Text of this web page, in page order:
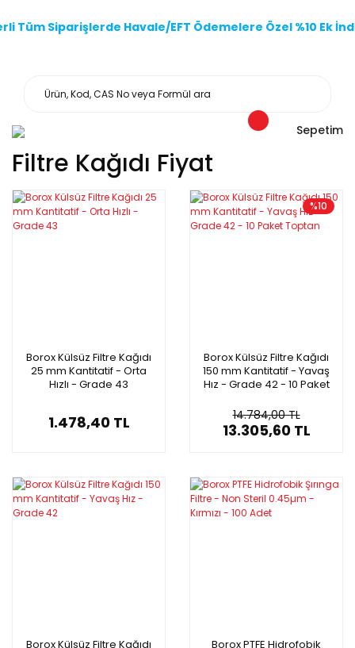
Tüm Siparişlerde Havale/EFT Ödemelere Özel %10 Ek
Sepetim
Filtre Kağıdı Fiyat
Borox Külsüz Filtre Kağıdı
25 mm Kantitatif - Orta
Hızlı - Grade 43
1.478,40 TL
%10
Borox Külsüz Filtre Kağıdı
150 mm Kantitatif - Yavaş
Hız - Grade 42 - 10 Paket
14.784,00 TL
13.305,60 TL
Borox Külsüz Filtre Kağıdı
Borox PTFE Hidrofobik